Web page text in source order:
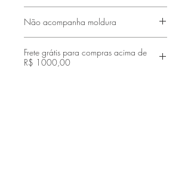
Não acompanha moldura
Frete grátis para compras acima de
R$ 1000,00